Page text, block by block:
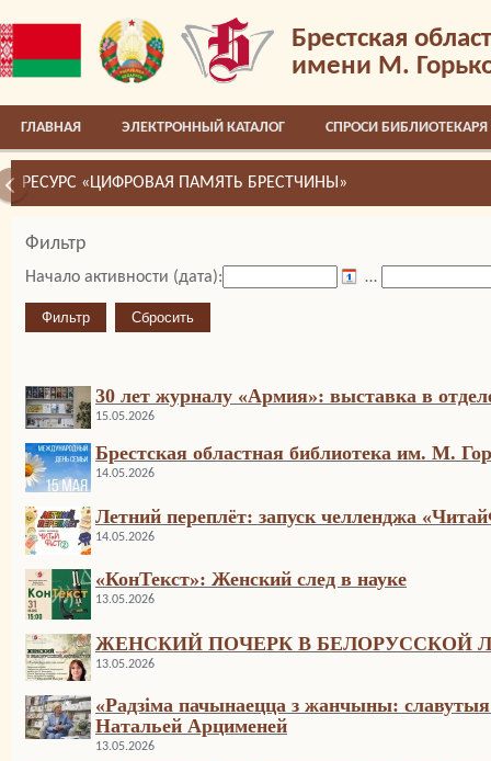
Брестская
имени М.
ГЛАВНАЯ ЭЛЕКТРОННЫЙ КАТАЛОГ СПРОСИ БИБЛИОТЕКАРЯ
РЕСУРС «ЦИФРОВАЯ ПАМЯТЬ БРЕСТЧИНЫ»
Фильтр
Начало активности (дата): …
30 лет журналу «Армия»: выставка в
15.05.2026
Брестская областная библиотека им. М.
14.05.2026
Летний переплёт: запуск челленджа
14.05.2026
«КонТекст»: Женский след в науке
13.05.2026
ЖЕНСКИЙ ПОЧЕРК В БЕЛОРУССКОЙ
13.05.2026
«Радзіма пачынаецца з жанчыны:
Натальей Арцименей
13.05.2026